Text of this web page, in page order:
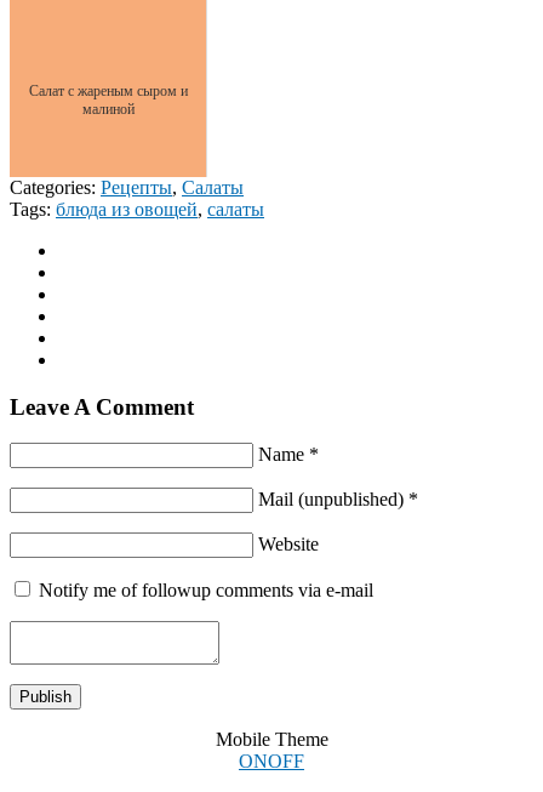
Салат с жареным сыром и
малиной
Categories: Рецепты, Салаты
Tags: блюда из овощей, салаты
Leave A Comment
Name *
Mail (unpublished) *
Website
Notify me of followup comments via e-mail
Mobile Theme
ONOFF